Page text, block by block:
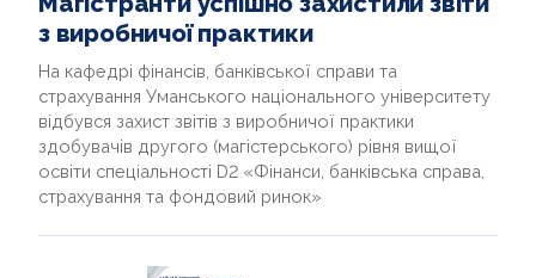
з виробничої практики
На кафедрі фінансів, банківської справи та
страхування Уманського національного університету
відбувся захист звітів з виробничої практики
здобувачів другого (магістерського) рівня вищої
освіти спеціальності D2 «Фінанси, банківська справа,
страхування та фондовий ринок»